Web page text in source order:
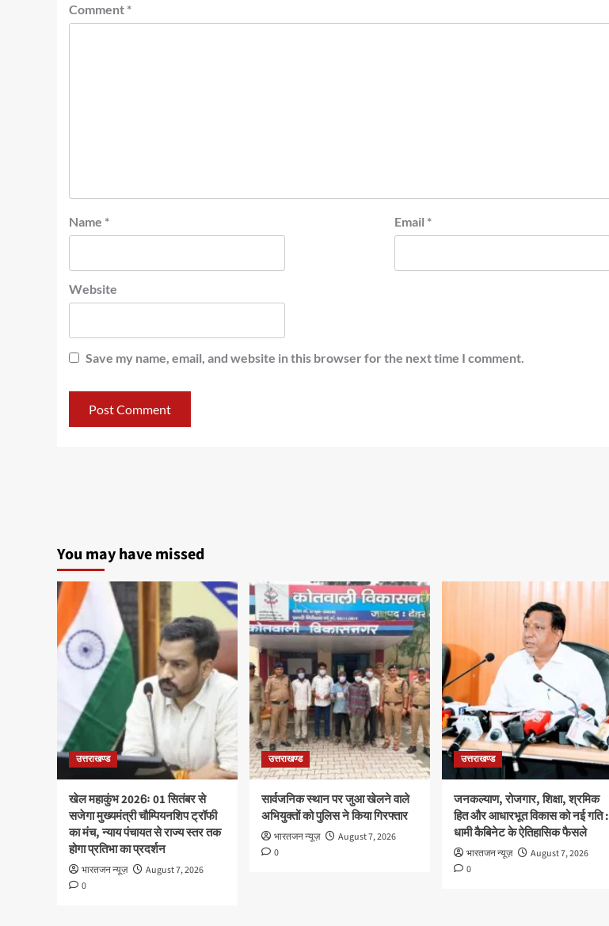
Comment *
Name * Email *
Website
Save my name, email, and website in this browser for the next time I comment.
You may have missed
उत्तराखण्ड
खेल महाकुंभ 2026ः 01 सितंबर से
सजेगा मुख्यमंत्री चौम्पियनशिप ट्रॉफी
का मंच, न्याय पंचायत से राज्य स्तर तक
होगा प्रतिभा का प्रदर्शन
भारतजन न्यूज़
August 7, 2026
0
उत्तराखण्ड
सार्वजनिक स्थान पर जुआ खेलने वाले
अभियुक्तों को पुलिस ने किया गिरफ्तार
भारतजन न्यूज़
August 7, 2026
0
उत्तराखण्ड
जनकल्याण, रोजगार, शिक्षा, श्रमिक
हित और आधारभूत विकास को नई गति :
धामी कैबिनेट के ऐतिहासिक फैसले
भारतजन न्यूज़
August 7, 2026
0